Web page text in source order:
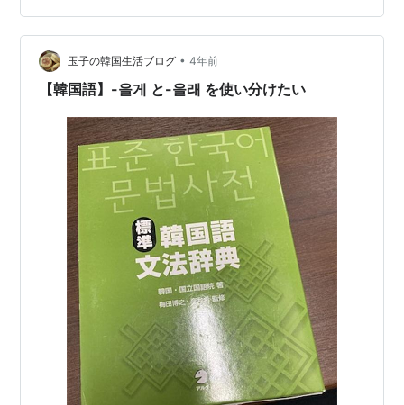
いる。これが8ヶ月の姿なんだなと👀 また、サッカー選
手のパク・ジュホ/박주호家庭の末っ子ジヌ/진우が今のう
ちの赤ちゃんとほぼ同じ5.6ヶ月くらい。ジヌも最初は離
乳食を拒否してい…
玉子の韓国生活ブログ • 4年前
【韓国語】-을게 と-을래 を使い分けたい